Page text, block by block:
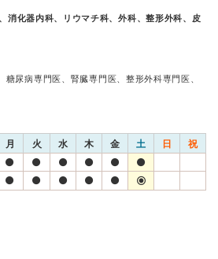
消化器内科、リウマチ科、外科、整形外科、皮
糖尿病専門医、腎臓専門医、整形外科専門医、
月 火 水 木 金 土 日 祝